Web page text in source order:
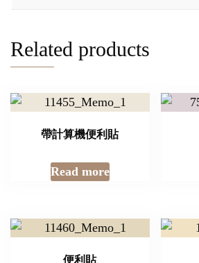
Related products
帶計算機便利貼
Read more
便利貼